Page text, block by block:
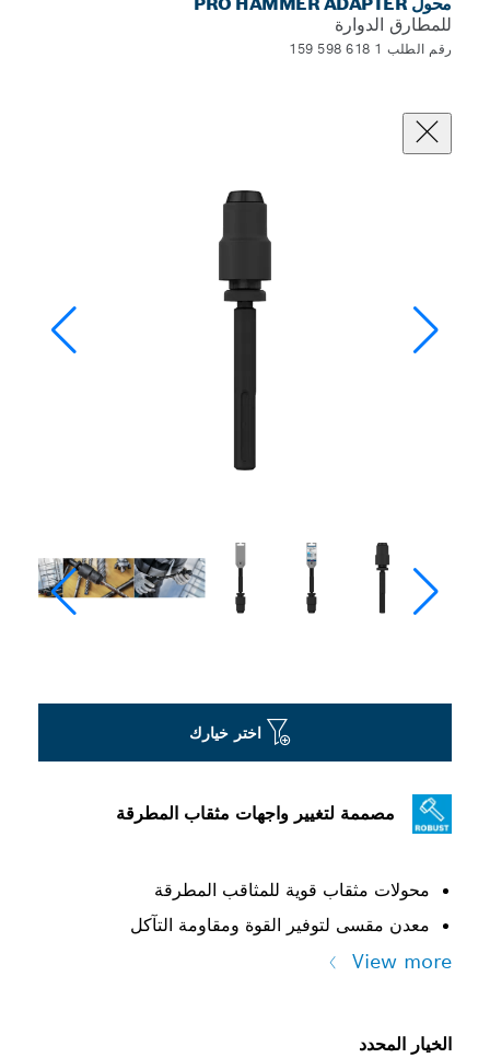
للمطارق الدوارة
رقم الطلب 1 618 598 159
مصممة لتغيير واجهات مثقاب المطرقة
محولات مثقاب قوية للمثاقب المطرقة
معدن مقسى لتوفير القوة ومقاومة التآكل
View more
اختر خيارك
الخيار المحدد